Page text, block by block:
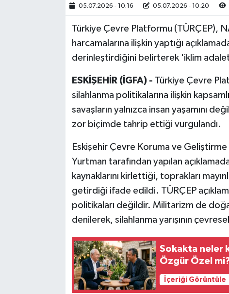
05.07.2026 - 10:16 05.07.2026 - 10:20
Türkiye Çevre Platformu (TÜRÇEP),
harcamalarına ilişkin yaptığı
derinleştirdiğini belirterek 'iklim
ESKİŞEHİR (İGFA) - Türkiye Çevre
silahlanma politikalarına ilişkin
savaşların yalnızca insan yaşamını
zor biçimde tahrip ettiği vurgulandı.
Eskişehir Çevre Koruma ve Geliştirme
Yurtman tarafından yapılan
kaynaklarını kirlettiği, toprakları
getirdiği ifade edildi. TÜRÇEP
politikaları değildir. Militarizm de
denilerek, silahlanma yarışının
Sokakta neler
Özgür Özel
İçeriği Görüntüle